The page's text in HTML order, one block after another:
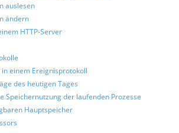
auslesen
ändern
HTTP-Server
einem Ereignisprotokoll
des heutigen Tages
Speichernutzung der laufenden Prozesse
Hauptspeicher